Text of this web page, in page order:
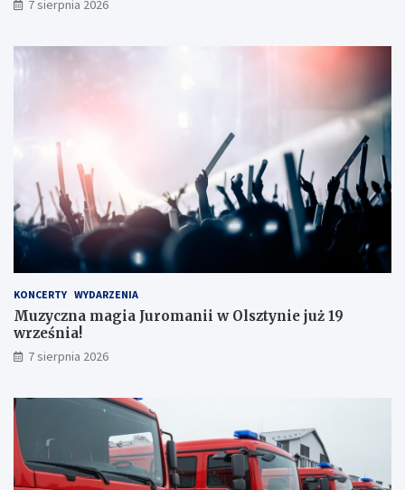
7 sierpnia 2026
KONCERTY WYDARZENIA
Muzyczna magia Juromanii w Olsztynie już 19
września!
7 sierpnia 2026